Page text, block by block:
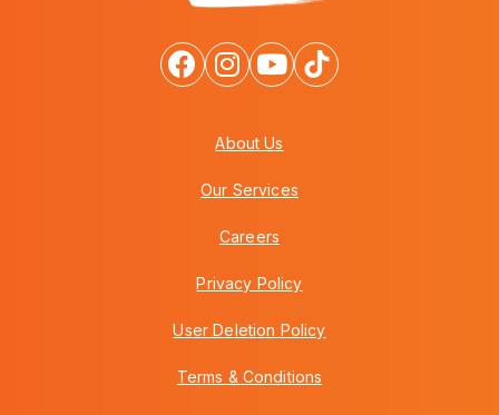
About Us
Our Services
Careers
Privacy Policy
User Deletion Policy
Terms & Conditions